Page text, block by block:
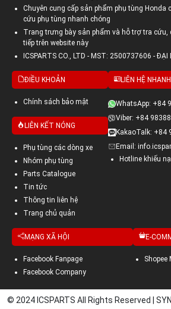
Chuyên cung cấp sản phẩm phụ tùng Honda
cứu phụ tùng nhanh chóng
Trang trưng bày sản phẩm và hỗ trợ tra
tiếp trên website này
ICSPARTS CO., LTD - MST: 2500737606 - ĐẠI
ĐIỀU KHOẢN
Chính sách bảo mật
LIÊN KẾT NÓNG
Phụ tùng các dòng xe
Nhóm phụ tùng
Parts Catalogue
Tin tức
Thông tin liên hệ
Trang chủ quản
LIÊN HỆ NHANH
WhatsApp: +84
Viber: +84
KakaoTalk: +84
Email:
Hotline khiếu
MẠNG XÃ HỘI
Facebook Fanpage
Facebook Company
E-
Shopee
© 2024 ICSPARTS All Rights Reserved |